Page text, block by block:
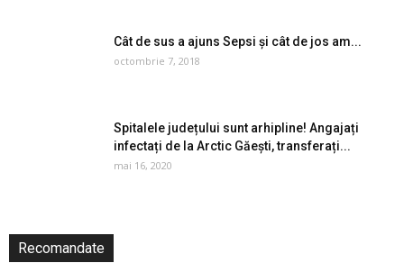
Cât de sus a ajuns Sepsi și cât de jos am...
octombrie 7, 2018
Spitalele județului sunt arhipline! Angajați
infectați de la Arctic Găești, transferați...
mai 16, 2020
Recomandate